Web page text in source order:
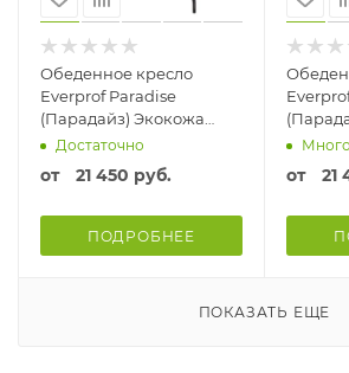
Обеденное кресло
Everprof Paradise
(Парадайз) Экокожа
Бежевый
Достаточно
от 21 450 руб.
ПОДРОБНЕЕ
Много
от 21
ПОКАЗАТЬ ЕЩЕ